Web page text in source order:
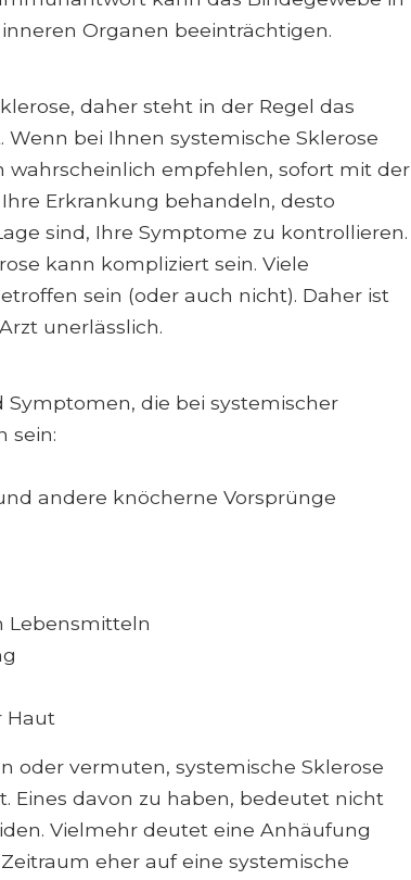
Organen beeinträchtigen.
daher steht in der Regel das
bei Ihnen systemische Sklerose
wahrscheinlich empfehlen, sofort mit der
Erkrankung behandeln, desto
sind, Ihre Symptome zu kontrollieren.
kann kompliziert sein. Viele
sein (oder auch nicht). Daher ist
unerlässlich.
Symptomen, die bei systemischer
sein:
andere knöcherne Vorsprünge
Lebensmitteln
Haut
oder vermuten, systemische Sklerose
Eines davon zu haben, bedeutet nicht
Vielmehr deutet eine Anhäufung
eher auf eine systemische